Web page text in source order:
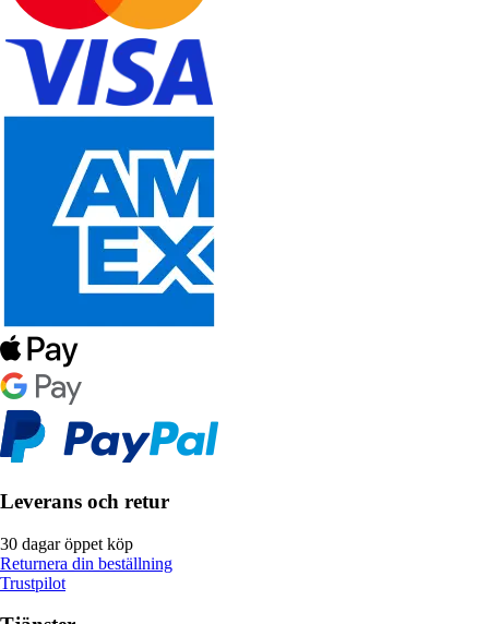
Leverans och retur
30 dagar öppet köp
Returnera din beställning
Trustpilot